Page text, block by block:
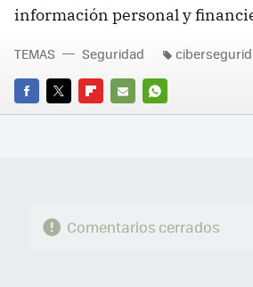
información personal y
FACEBOOK
TWITTERFLIPBOARD
E-
WHATSAPP
TEMAS Seguridad
Comentarios cerrados